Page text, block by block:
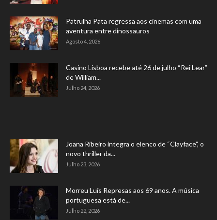
Patrulha Pata regressa aos cinemas com uma
aventura entre dinossauros
Agosto 4, 2026
Casino Lisboa recebe até 26 de julho “Rei Lear”
de William...
Julho 24, 2026
Joana Ribeiro integra o elenco de “Clayface”, o
novo thriller da...
Julho 23, 2026
Morreu Luís Represas aos 69 anos. A música
portuguesa está de...
Julho 22, 2026